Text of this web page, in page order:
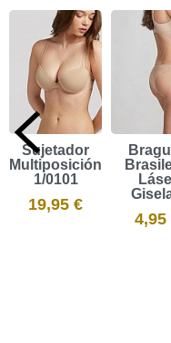
Sujetador
Multiposición
1/0101
19,95 €
4,95